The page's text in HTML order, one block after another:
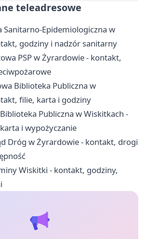
teleadresowe
Sanitarno-Epidemiologiczna w
godziny i nadzór sanitarny
PSP w Żyrardowie - kontakt,
Biblioteka Publiczna w
filie, karta i godziny
Publiczna w Wiskitkach -
i wypożyczanie
Dróg w Żyrardowie - kontakt, drogi
Wiskitki - kontakt, godziny,